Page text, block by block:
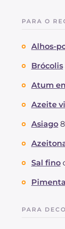
PARA O
Alhos-
Brócolis
Atum
Azeite
Asiago
Sal fino
PARA